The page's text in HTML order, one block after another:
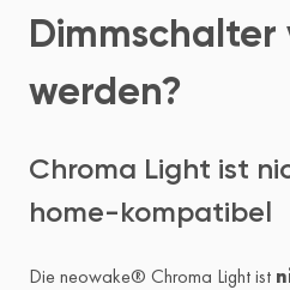
werden?
Chroma Light ist
home-kompatibel
Die neowake® Chroma Light ist